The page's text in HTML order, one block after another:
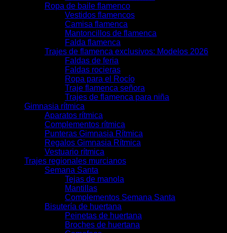
Ropa de baile flamenco
Vestidos flamencos
Camisa flamenca
Mantoncillos de flamenca
Falda flamenca
Trajes de flamenca exclusivos: Modelos 2026
Faldas de feria
Faldas rocieras
Ropa para el Rocío
Traje flamenca señora
Trajes de flamenca para niña
Gimnasia rítmica
Aparatos rítmica
Complementos rítmica
Punteras Gimnasia Rítmica
Regalos Gimnasia Rítmica
Vestuario rítmica
Trajes regionales murcianos
Semana Santa
Tejas de manola
Mantillas
Complementos Semana Santa
Bisutería de huertana
Peinetas de huertana
Broches de huertana